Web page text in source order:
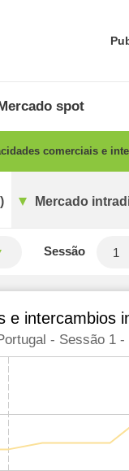
spot
comerciais e
Mercado
Sessão 1
e intercambios
- Sessão 1 -